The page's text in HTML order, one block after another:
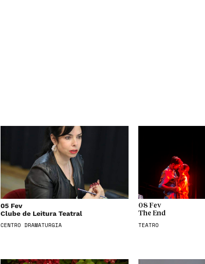
05 Fev
Clube de Leitura Teatral
CENTRO DRAMATURGIA
08 Fev
The End
TEATRO